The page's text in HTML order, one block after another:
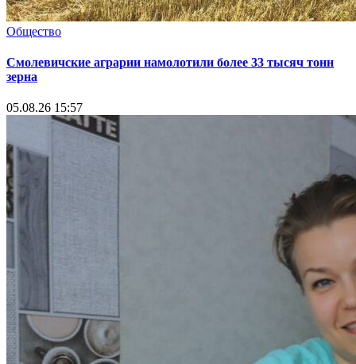
Общество
Смолевичские аграрии намолотили более 33 тысяч тонн
зерна
05.08.26 15:57